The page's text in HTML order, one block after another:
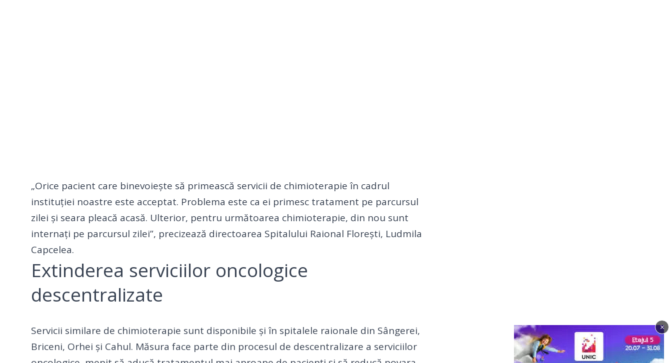
„Orice pacient care binevoiește să primească servicii de chimioterapie în cadrul
instituției noastre este acceptat. Problema este ca ei primesc tratament pe parcursul
zilei și seara pleacă acasă. Ulterior, pentru următoarea chimioterapie, din nou sunt
internați pe parcursul zilei”, precizează directoarea Spitalului Raional Florești, Ludmila
Capcelea.
Extinderea serviciilor oncologice
descentralizate
Servicii similare de chimioterapie sunt disponibile și în spitalele raionale din Sângerei,
Briceni, Orhei și Cahul. Măsura face parte din procesul de descentralizare a serviciilor
×
Imagine